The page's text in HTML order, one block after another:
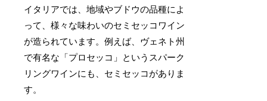
イタリアでは、地域やブドウの品種によ
って、様々な味わいのセミセッコワイン
が造られています。例えば、ヴェネト州
で有名な「プロセッコ」というスパーク
リングワインにも、セミセッコがありま
す。